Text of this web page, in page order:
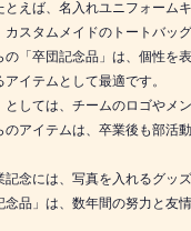
えば、名入れユニフォーム
スタムメイドのトートバッ
「卒団記念品」は、個性を
イテムとして最適です。
としては、チームのロゴやメ
のアイテムは、卒業後も部活
念には、写真を入れるグッズ
念品」は、数年間の努力と友